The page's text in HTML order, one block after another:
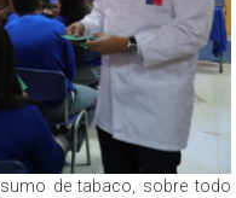
de tabaco, sobre todo